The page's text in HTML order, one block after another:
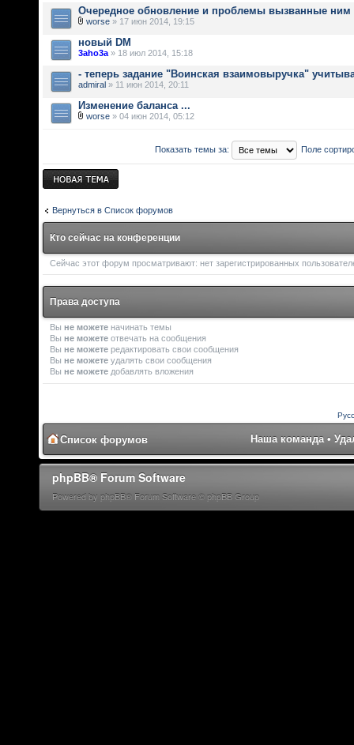
Очередное обновление и проблемы вызванные ним
worse » 17 июн 2014, 19:15
новый DM
3aho3a » 18 июл 2014, 15:18
- теперь задание "Воинская взаимовыручка"
admiral » 11 июн 2014, 20:11
Изменение баланса ...
worse » 04 июн 2014, 05:12
Показать темы за: Поле
Новая тема
Вернуться в Список форумов
Кто сейчас на конференции
Сейчас этот форум просматривают: нет зарегистрированных
Права доступа
Вы не можете начинать темы
Вы не можете отвечать на сообщения
Вы не можете редактировать свои сообщения
Вы не можете удалять свои сообщения
Вы не можете добавлять вложения
Список форумов Наша команда •
phpBB® Forum Software
Powered by phpBB® Forum Software © phpBB Group